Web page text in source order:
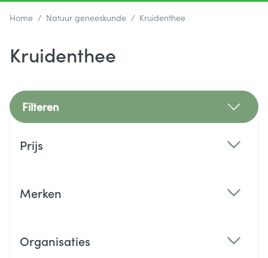
Home / Natuur geneeskunde / Kruidenthee
Kruidenthee
Filteren
Prijs
Merken
Organisaties